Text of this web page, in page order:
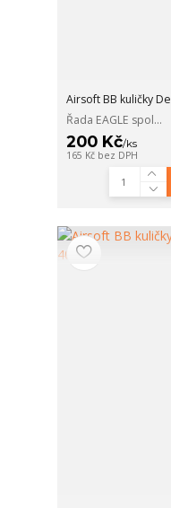
Airsoft BB kuličky
Řada EAGLE spol...
200 Kč/ks
165 Kč bez DPH